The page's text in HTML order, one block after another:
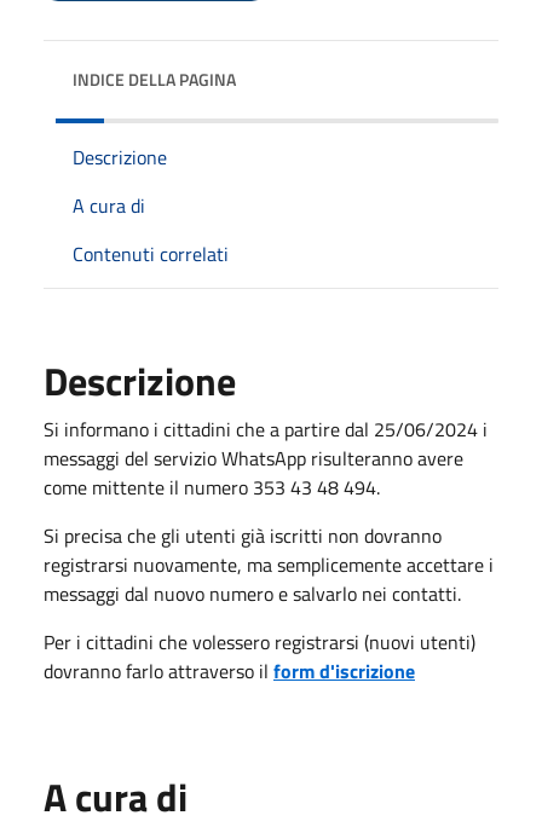
INDICE DELLA PAGINA
Descrizione
A cura di
Contenuti correlati
Descrizione
Si informano i cittadini che a partire dal 25/06/2024 i
messaggi del servizio WhatsApp risulteranno avere
come mittente il numero 353 43 48 494.
Si precisa che gli utenti già iscritti non dovranno
registrarsi nuovamente, ma semplicemente accettare i
messaggi dal nuovo numero e salvarlo nei contatti.
Per i cittadini che volessero registrarsi (nuovi utenti)
dovranno farlo attraverso il form d'iscrizione
A cura di